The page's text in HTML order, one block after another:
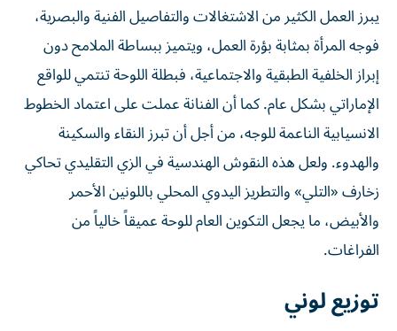
يبرز العمل الكثير من الاشتغالات والتفاصيل الفنية والبصرية،
فوجه المرأة بمثابة بؤرة العمل، ويتميز ببساطة الملامح دون
إبراز الخلفية الطبقية والاجتماعية، فبطلة اللوحة تنتمي للواقع
الإماراتي بشكل عام. كما أن الفنانة عملت على اعتماد الخطوط
الانسيابية الناعمة للوجه، من أجل أن تبرز النقاء والسكينة
والهدوء. ولعل هذه النقوش الهندسية في الزي التقليدي تحاكي
زخارف «التلي» والتطريز اليدوي المحلي باللونين الأحمر
والأبيض، ما يجعل التكوين العام للوحة عميقاً خالياً من
الفراغات.
توزيع لوني